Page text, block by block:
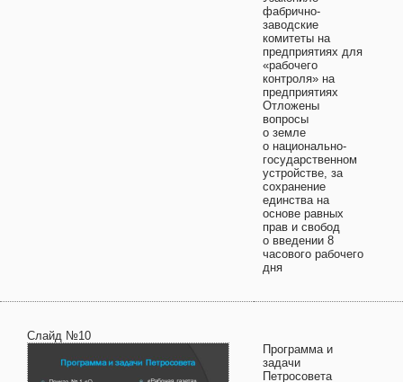
фабрично-
заводские
комитеты на
предприятиях для
«рабочего
контроля» на
предприятиях
Отложены
вопросы
о земле
о национально-
государственном
устройстве, за
сохранение
единства на
основе равных
прав и свобод
о введении 8
часового рабочего
дня
Слайд №10
Программа и
задачи
Петросовета